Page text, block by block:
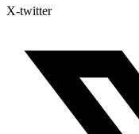
X-twitter